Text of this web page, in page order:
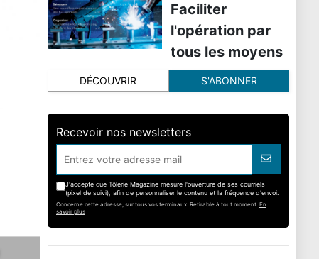
Faciliter
l'opération par
tous les moyens
DÉCOUVRIR S'ABONNER
Recevoir nos newsletters
J'accepte que Tôlerie Magazine mesure l'ouverture de ses courriels
(pixel de suivi), afin de personnaliser le contenu et la fréquence d'envoi.
Concerne cette adresse, sur tous vos terminaux. Retirable à tout moment. En
savoir plus